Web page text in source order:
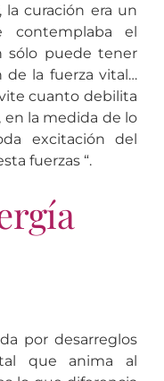
la curación era un
el
sólo puede tener
de la fuerza vital…
cuanto debilita
en la medida de lo
excitación del
fuerzas “.
por desarreglos
que anima al